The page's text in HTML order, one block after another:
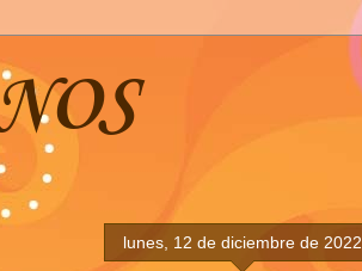
lunes, 12 de diciembre de 2022